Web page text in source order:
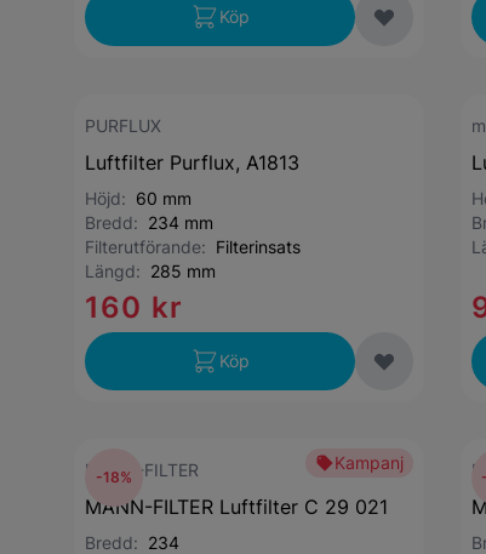
Köp
PURFLUX
Luftfilter Purflux, A1813
Höjd: 60 mm
Bredd: 234 mm
Filterutförande: Filterinsats
Längd: 285 mm
160 kr
Köp
Kampanj
MANN-FILTER
MANN-FILTER Luftfilter C 29 021
Bredd: 234
-18%